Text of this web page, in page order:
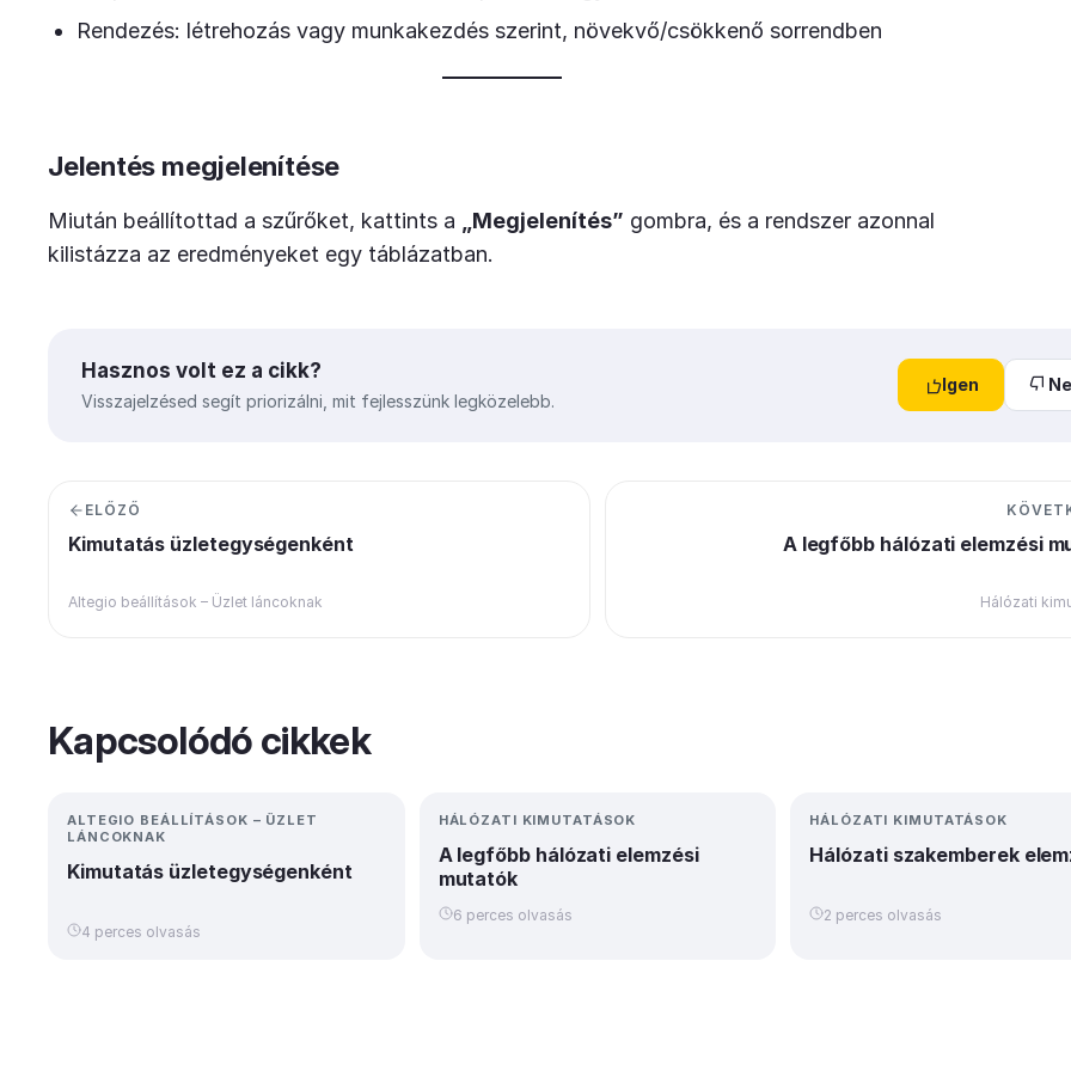
Rendezés: létrehozás vagy munkakezdés szerint, növekvő/csökkenő sorrendben
Jelentés megjelenítése
Miután beállítottad a szűrőket, kattints a „Megjelenítés” gombra, és a rendszer azonnal
kilistázza az eredményeket egy táblázatban.
Hasznos volt ez a cikk?
Visszajelzésed segít priorizálni, mit fejlesszünk legközelebb.
Igen
ELŐZŐ
Kimutatás üzletegységenként
Altegio beállítások – Üzlet láncoknak
A legfőbb hálózati elemzési
Hálózati
Kapcsolódó cikkek
ALTEGIO BEÁLLÍTÁSOK – ÜZLET
LÁNCOKNAK
Kimutatás üzletegységenként
4 perces olvasás
HÁLÓZATI KIMUTATÁSOK
A legfőbb hálózati elemzési
mutatók
6 perces olvasás
HÁLÓZATI KIMUTATÁSOK
Hálózati szakemberek
2 perces olvasás